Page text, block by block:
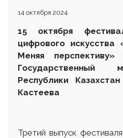
14 октября 2024
15 октября
цифрового искусства
Меняя
Государственный
Республики
Кастеева
Третий выпуск